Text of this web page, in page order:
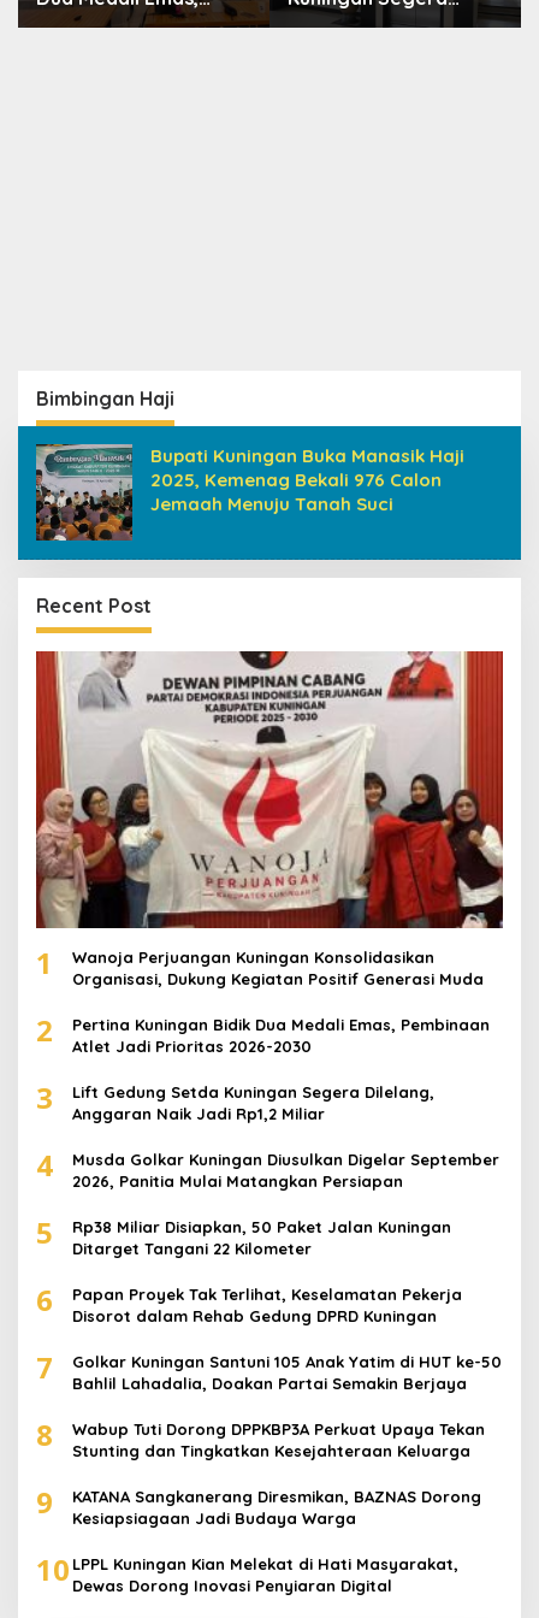
Pembinaan Atlet Jadi
Dilelang, Anggaran
Bimbingan Haji
Bupati Kuningan Buka Manasik Haji
2025, Kemenag Bekali 976 Calon
Jemaah Menuju Tanah Suci
Recent Post
1
Wanoja Perjuangan Kuningan Konsolidasikan
Organisasi, Dukung Kegiatan Positif Generasi Muda
2
Pertina Kuningan Bidik Dua Medali Emas, Pembinaan
Atlet Jadi Prioritas 2026-2030
3
Lift Gedung Setda Kuningan Segera Dilelang,
Anggaran Naik Jadi Rp1,2 Miliar
4
Musda Golkar Kuningan Diusulkan Digelar September
2026, Panitia Mulai Matangkan Persiapan
5
Rp38 Miliar Disiapkan, 50 Paket Jalan Kuningan
Ditarget Tangani 22 Kilometer
6
Papan Proyek Tak Terlihat, Keselamatan Pekerja
Disorot dalam Rehab Gedung DPRD Kuningan
7
Golkar Kuningan Santuni 105 Anak Yatim di HUT ke-50
Bahlil Lahadalia, Doakan Partai Semakin Berjaya
8
Wabup Tuti Dorong DPPKBP3A Perkuat Upaya Tekan
Stunting dan Tingkatkan Kesejahteraan Keluarga
9
KATANA Sangkanerang Diresmikan, BAZNAS Dorong
Kesiapsiagaan Jadi Budaya Warga
10 LPPL Kuningan Kian Melekat di Hati Masyarakat,
Dewas Dorong Inovasi Penyiaran Digital